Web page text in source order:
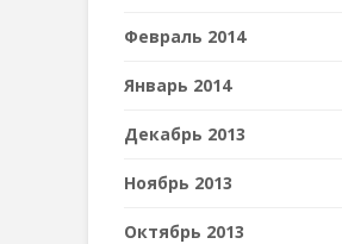
Февраль 2014
Январь 2014
Декабрь 2013
Ноябрь 2013
Октябрь 2013